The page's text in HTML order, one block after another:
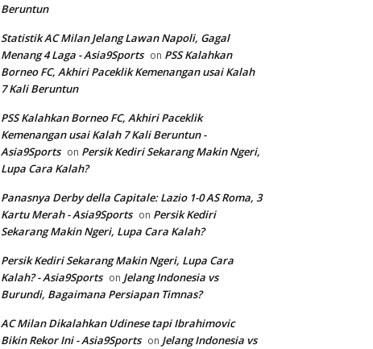
Beruntun
Statistik AC Milan Jelang Lawan Napoli, Gagal
Menang 4 Laga - Asia9Sports on PSS Kalahkan
Borneo FC, Akhiri Paceklik Kemenangan usai Kalah
7 Kali Beruntun
PSS Kalahkan Borneo FC, Akhiri Paceklik
Kemenangan usai Kalah 7 Kali Beruntun -
Asia9Sports on Persik Kediri Sekarang Makin Ngeri,
Lupa Cara Kalah?
Panasnya Derby della Capitale: Lazio 1-0 AS Roma, 3
Kartu Merah - Asia9Sports on Persik Kediri
Sekarang Makin Ngeri, Lupa Cara Kalah?
Persik Kediri Sekarang Makin Ngeri, Lupa Cara
Kalah? - Asia9Sports on Jelang Indonesia vs
Burundi, Bagaimana Persiapan Timnas?
AC Milan Dikalahkan Udinese tapi Ibrahimovic
Bikin Rekor Ini - Asia9Sports on Jelang Indonesia vs